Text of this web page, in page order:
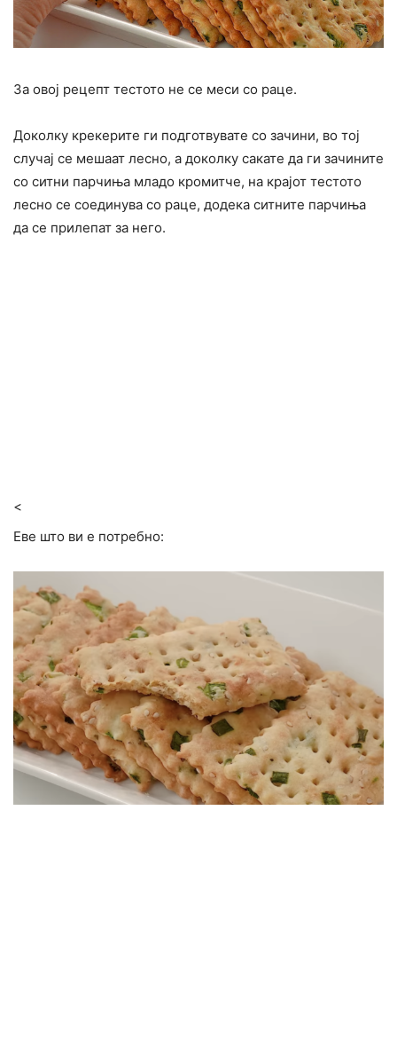
За овој рецепт тестото не се меси со раце.
Доколку крекерите ги подготвувате со зачини, во тој
случај се мешаат лесно, а доколку сакате да ги зачините
со ситни парчиња младо кромитче, на крајот тестото
лесно се соединува со раце, додека ситните парчиња
да се прилепат за него.
<
Еве што ви е потребно: